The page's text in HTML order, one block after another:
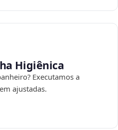
Higiênica
Executamos a
ajustadas.